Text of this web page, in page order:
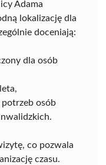
Adama
lokalizację dla
doceniają:
dla osób
osób
co pozwala
czasu.